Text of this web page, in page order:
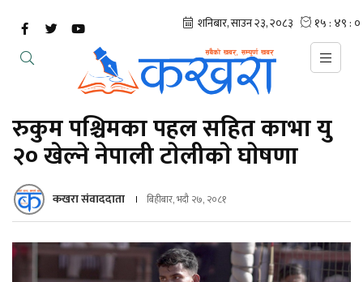
रुकुम पश्चिमका पहल सहित काभा यु
२० खेल्ने नेपाली टाेलीकाे घाेषणा
कखरा संवाददाता बिहीबार, भदौ २७, २०८१